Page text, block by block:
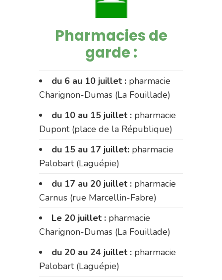
Pharmacies de
garde :
du 6 au 10 juillet : pharmacie
Charignon-Dumas (La Fouillade)
du 10 au 15 juillet : pharmacie
Dupont (place de la République)
du 15 au 17 juillet: pharmacie
Palobart (Laguépie)
du 17 au 20 juillet : pharmacie
Carnus (rue Marcellin-Fabre)
Le 20 juillet : pharmacie
Charignon-Dumas (La Fouillade)
du 20 au 24 juillet : pharmacie
Palobart (Laguépie)